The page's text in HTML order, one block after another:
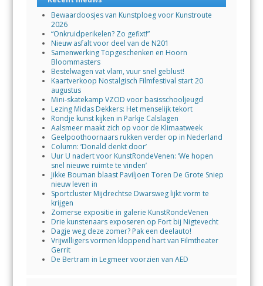
Bewaardoosjes van Kunstploeg voor Kunstroute
2026
“Onkruidperikelen? Zo gefixt!”
Nieuw asfalt voor deel van de N201
Samenwerking Topgeschenken en Hoorn
Bloommasters
Bestelwagen vat vlam, vuur snel geblust!
Kaartverkoop Nostalgisch Filmfestival start 20
augustus
Mini-skatekamp VZOD voor basisschooljeugd
Lezing Midas Dekkers: Het menselijk tekort
Rondje kunst kijken in Parkje Calslagen
Aalsmeer maakt zich op voor de Klimaatweek
Geelpoothoornaars rukken verder op in Nederland
Column: ‘Donald denkt door’
Uur U nadert voor KunstRondeVenen: ‘We hopen
snel nieuwe ruimte te vinden’
Jikke Bouman blaast Paviljoen Toren De Grote Sniep
nieuw leven in
Sportcluster Mijdrechtse Dwarsweg lijkt vorm te
krijgen
Zomerse expositie in galerie KunstRondeVenen
Drie kunstenaars exposeren op Fort bij Nigtevecht
Dagje weg deze zomer? Pak een deelauto!
Vrijwilligers vormen kloppend hart van Filmtheater
Gerrit
De Bertram in Legmeer voorzien van AED